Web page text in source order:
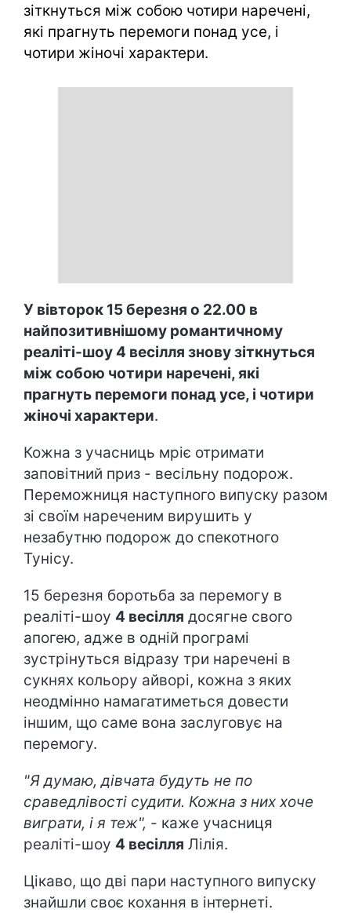
зіткнуться між собою чотири наречені,
які прагнуть перемоги понад усе, і
чотири жіночі характери.
У вівторок 15 березня о 22.00 в
найпозитивнішому романтичному
реаліті-шоу 4 весілля знову зіткнуться
між собою чотири наречені, які
прагнуть перемоги понад усе, і чотири
жіночі характери.
Кожна з учасниць мріє отримати
заповітний приз - весільну подорож.
Переможниця наступного випуску разом
зі своїм нареченим вирушить у
незабутню подорож до спекотного
Тунісу.
15 березня боротьба за перемогу в
реаліті-шоу 4 весілля досягне свого
апогею, адже в одній програмі
зустрінуться відразу три наречені в
сукнях кольору айворі, кожна з яких
неодмінно намагатиметься довести
іншим, що саме вона заслуговує на
перемогу.
"Я думаю, дівчата будуть не по
сраведлівості судити. Кожна з них хоче
виграти, і я теж", - каже учасниця
реаліті-шоу 4 весілля Лілія.
Цікаво, що дві пари наступного випуску
знайшли своє кохання в інтернеті.